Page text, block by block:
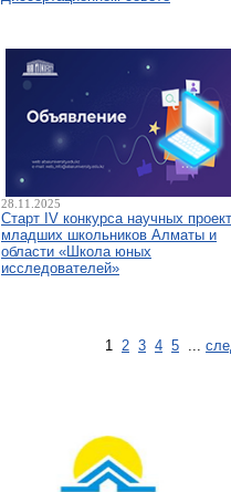
28.11.2025
Старт IV конкурса научных
младших школьников Алматы и
области «Школа юных
исследователей»
1 2 3 4 5 ...